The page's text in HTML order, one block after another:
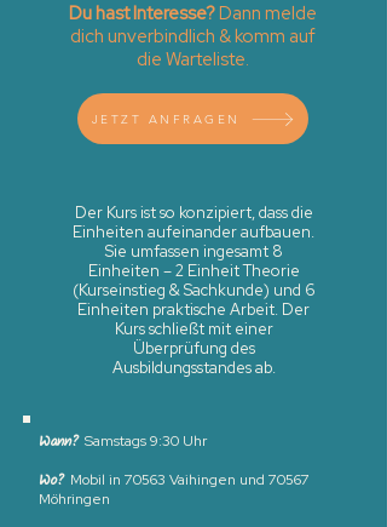
Du hast Interesse?Dann melde
dich unverbindlich & komm auf
die Warteliste.
JETZT ANFRAGEN
Der Kurs ist so konzipiert, dass die
Einheiten aufeinander aufbauen.
Sie umfassen ingesamt 8
Einheiten – 2 Einheit Theorie
(Kurseinstieg & Sachkunde) und 6
Einheiten praktische Arbeit. Der
Kurs schließt mit einer
Überprüfung des
Ausbildungsstandes ab.
Wann? Samstags 9:30 Uhr
Wo? Mobil in 70563 Vaihingen und 70567
Möhringen